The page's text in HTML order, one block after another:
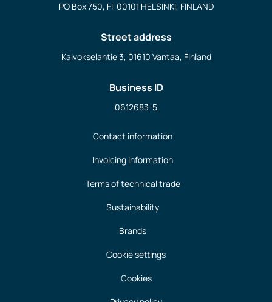
PO Box 750, FI-00101 HELSINKI, FINLAND
Street address
Kaivokselantie 3, 01610 Vantaa, Finland
Business ID
0612683-5
Contact information
Invoicing information
Terms of technical trade
Sustainability
Brands
Cookie settings
Cookies